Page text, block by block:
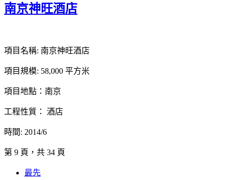
南京神旺酒店
項目名稱: 南京神旺酒店
項目規模: 58,000 平方米
項目地點：南京
工程性質： 酒店
時間: 2014/6
第 9 頁，共 34 頁
最先